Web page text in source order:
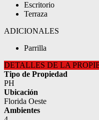
Escritorio
Terraza
ADICIONALES
Parrilla
DETALLES DE LA
Tipo de Propiedad
PH
Ubicación
Florida Oeste
Ambientes